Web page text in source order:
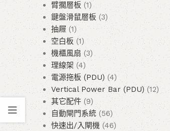
臂擱層板
1
鍵盤滑鼠層板 3
抽屜
1
空白板
1
機櫃風扇
3
理線架 4
電源拖板 (PDU) 4
Vertical Power Bar (PDU)
12
其它配件
9
自動閘門系統
56
快速出/入閘機 46